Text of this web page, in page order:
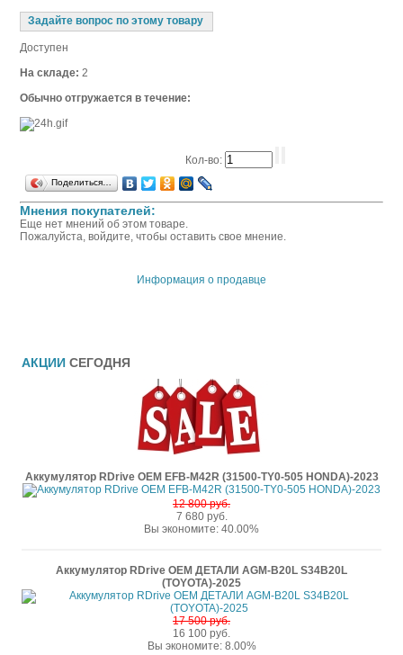
Задайте вопрос по этому товару
Доступен
На складе: 2
Обычно отгружается в течение:
Кол-во:
Поделиться…
Мнения покупателей:
Еще нет мнений об этом товаре.
Пожалуйста, войдите, чтобы оставить свое мнение.
Информация о продавце
АКЦИИ СЕГОДНЯ
Аккумулятор RDrive OEM EFB-M42R (31500-TY0-505 HONDA)-2023
12 800 руб.
7 680 руб.
Вы экономите: 40.00%
Аккумулятор RDrive OEM ДЕТАЛИ AGM-B20L S34B20L
(TOYOTA)-2025
17 500 руб.
16 100 руб.
Вы экономите: 8.00%